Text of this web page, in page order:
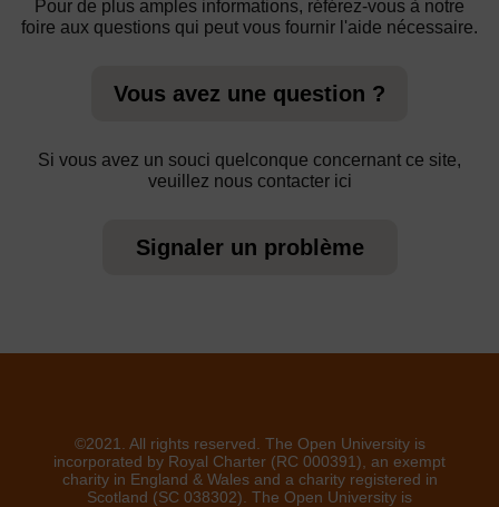
Pour de plus amples informations, référez-vous à notre
foire aux questions qui peut vous fournir l'aide nécessaire.
Vous avez une question ?
Si vous avez un souci quelconque concernant ce site,
veuillez nous contacter ici
Signaler un problème
©2021. All rights reserved. The Open University is
incorporated by Royal Charter (RC 000391), an exempt
charity in England & Wales and a charity registered in
Scotland (SC 038302). The Open University is